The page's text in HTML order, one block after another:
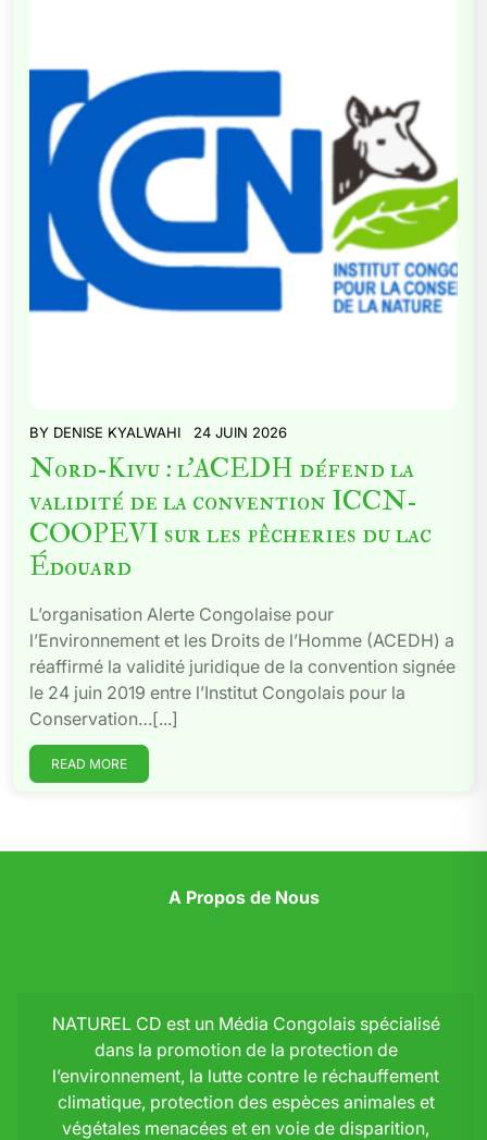
BY DENISE KYALWAHI 24 JUIN 2026
Nord-Kivu : l’ACEDH défend la
validité de la convention ICCN-
COOPEVI sur les pêcheries du lac
Édouard
L’organisation Alerte Congolaise pour
l’Environnement et les Droits de l’Homme (ACEDH) a
réaffirmé la validité juridique de la convention signée
le 24 juin 2019 entre l’Institut Congolais pour la
Conservation…[...]
READ MORE
A Propos de Nous
NATUREL CD est un Média Congolais spécialisé
dans la promotion de la protection de
l’environnement, la lutte contre le réchauffement
climatique, protection des espèces animales et
végétales menacées et en voie de disparition,